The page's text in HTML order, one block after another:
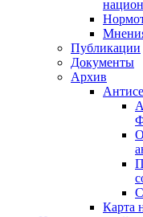
Публикации
Документы
Архив
Карта